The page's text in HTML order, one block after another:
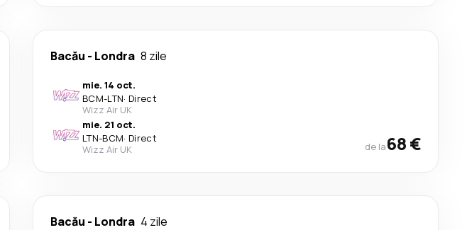
Bacău - Londra 8 zile
mie. 14 oct.
BCM-LTN· Direct
Wizz Air UK
mie. 21 oct.
LTN-BCM· Direct
Wizz Air UK
de la68 €
Bacău - Londra 4 zile